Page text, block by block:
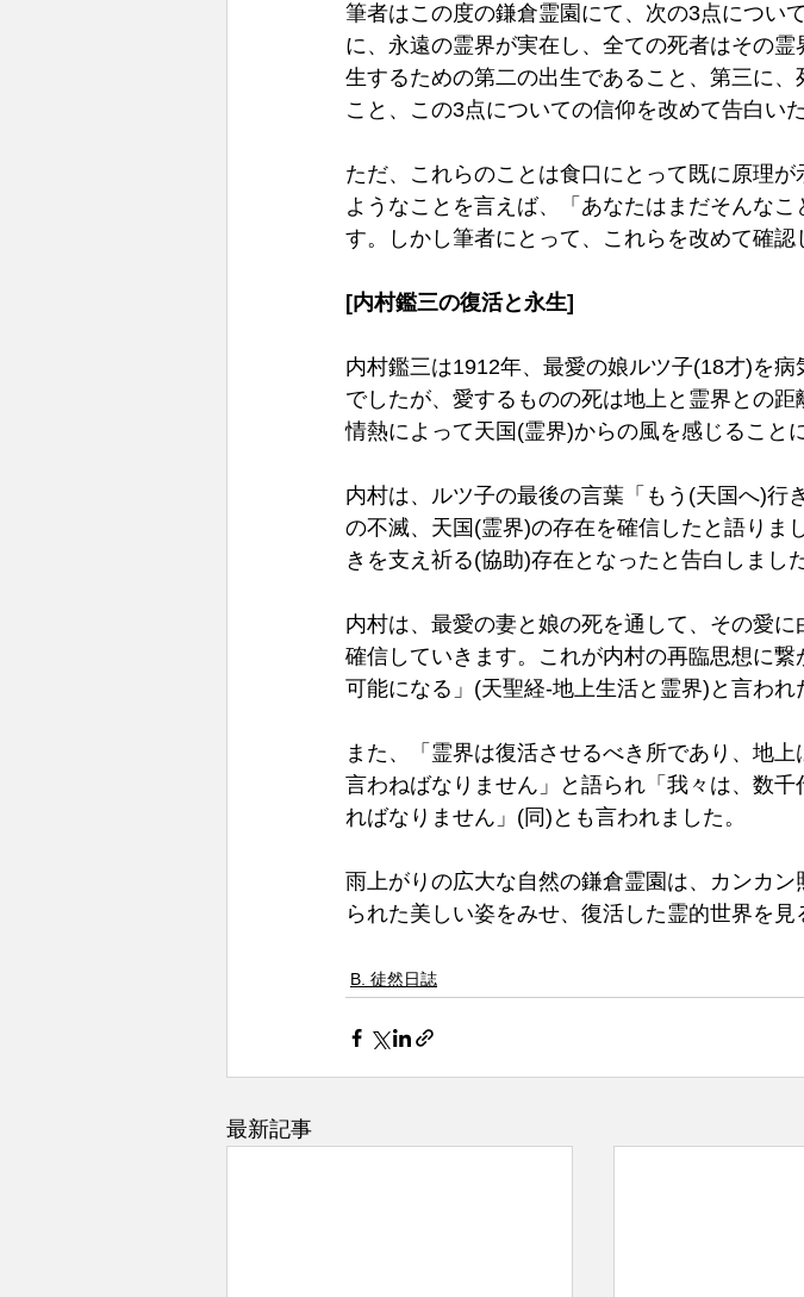
筆者はこの度の鎌倉霊園にて、次の3点につい
に、永遠の霊界が実在し、全ての死者はその
生するための第二の出生であること、第三に
こと、この3点についての信仰を改めて告白い
ただ、これらのことは食口にとって既に原理
ようなことを言えば、「あなたはまだそんな
す。しかし筆者にとって、これらを改めて確認
[内村鑑三の復活と永生]
内村鑑三は1912年、最愛の娘ルツ子(18才)を
でしたが、愛するものの死は地上と霊界との
情熱によって天国(霊界)からの風を感じること
内村は、ルツ子の最後の言葉「もう(天国へ)行
の不滅、天国(霊界)の存在を確信したと語りま
きを支え祈る(協助)存在となったと告白しまし
内村は、最愛の妻と娘の死を通して、その愛
確信していきます。これが内村の再臨思想に
可能になる」(天聖経-地上生活と霊界)と言わ
また、「霊界は復活させるべき所であり、地
言わねばなりません」と語られ「我々は、数
ればなりません」(同)とも言われました。
雨上がりの広大な自然の鎌倉霊園は、カンカ
られた美しい姿をみせ、復活した霊的世界を
B. 徒然日誌
最新記事